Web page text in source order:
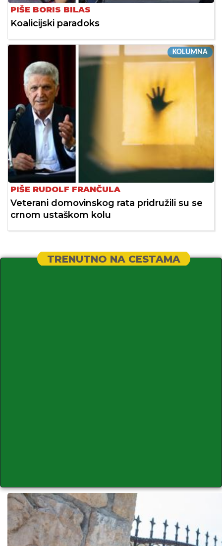
PIŠE BORIS BILAS
Koalicijski paradoks
KOLUMNA
PIŠE RUDOLF FRANČULA
Veterani domovinskog rata pridružili su se
crnom ustaškom kolu
TRENUTNO NA CESTAMA